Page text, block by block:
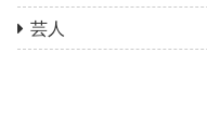
芸人